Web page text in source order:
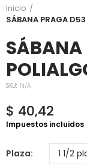
Inicio
SÁBANA PRAGA
SKU: N/A
$ 40,42
Impuestos incluidos
Plaza